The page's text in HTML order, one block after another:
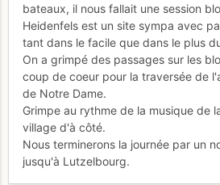
bateaux, il nous fallait une session
Heidenfels est un site sympa avec
tant dans le facile que dans le plus
On a grimpé des passages sur les
coup de coeur pour la traversée de
de Notre Dame.
Grimpe au rythme de la musique de
village d'à côté.
Nous terminerons la journée par un
jusqu'à Lutzelbourg.